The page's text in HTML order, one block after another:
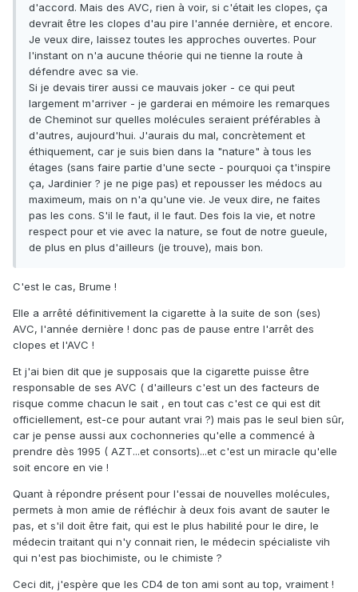
d'accord. Mais des AVC, rien à voir, si c'était les clopes, ça
devrait être les clopes d'au pire l'année dernière, et encore.
Je veux dire, laissez toutes les approches ouvertes. Pour
l'instant on n'a aucune théorie qui ne tienne la route à
défendre avec sa vie.
Si je devais tirer aussi ce mauvais joker - ce qui peut
largement m'arriver - je garderai en mémoire les remarques
de Cheminot sur quelles molécules seraient préférables à
d'autres, aujourd'hui. J'aurais du mal, concrètement et
éthiquement, car je suis bien dans la "nature" à tous les
étages (sans faire partie d'une secte - pourquoi ça t'inspire
ça, Jardinier ? je ne pige pas) et repousser les médocs au
maximeum, mais on n'a qu'une vie. Je veux dire, ne faites
pas les cons. S'il le faut, il le faut. Des fois la vie, et notre
respect pour et vie avec la nature, se fout de notre gueule,
de plus en plus d'ailleurs (je trouve), mais bon.
C'est le cas, Brume !
Elle a arrêté définitivement la cigarette à la suite de son (ses)
AVC, l'année dernière ! donc pas de pause entre l'arrêt des
clopes et l'AVC !
Et j'ai bien dit que je supposais que la cigarette puisse être
responsable de ses AVC ( d'ailleurs c'est un des facteurs de
risque comme chacun le sait , en tout cas c'est ce qui est dit
officiellement, est-ce pour autant vrai ?) mais pas le seul bien sûr,
car je pense aussi aux cochonneries qu'elle a commencé à
prendre dès 1995 ( AZT...et consorts)...et c'est un miracle qu'elle
soit encore en vie !
Quant à répondre présent pour l'essai de nouvelles molécules,
permets à mon amie de réfléchir à deux fois avant de sauter le
pas, et s'il doit être fait, qui est le plus habilité pour le dire, le
médecin traitant qui n'y connait rien, le médecin spécialiste vih
qui n'est pas biochimiste, ou le chimiste ?
Ceci dit, j'espère que les CD4 de ton ami sont au top, vraiment !